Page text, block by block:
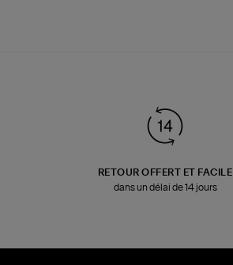
RETOUR OFFERT ET FACILE
dans un délai de 14 jours